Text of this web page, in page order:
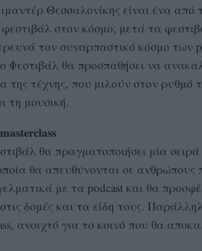
Θεσσαλονίκης είναι ένα
στον κόσμο, μετά τα
τον συναρπαστικό κόσμο των
Φεστιβάλ θα προσπαθήσει να
της τέχνης, που μιλούν στον ρυθμό
τη μουσική.
θα πραγματοποιήσει μία
θα απευθύνονται σε ανθρώπους
με τα podcast και θα
δομές και τα είδη τους.
ανοιχτό για το κοινό που θα